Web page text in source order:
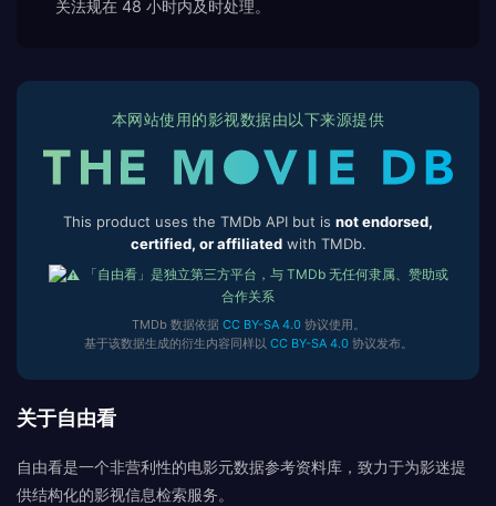
关法规在 48 小时内及时处理。
本网站使用的影视数据由以下来源提供
This product uses the TMDb API but is not endorsed,
certified, or affiliatedwith TMDb.
「自由看」是独立第三方平台，与 TMDb 无任何隶属、赞助或
合作关系
TMDb 数据依据 CC BY-SA 4.0协议使用。
基于该数据生成的衍生内容同样以 CC BY-SA 4.0协议发布。
关于自由看
自由看是一个非营利性的电影元数据参考资料库，致力于为影迷提
供结构化的影视信息检索服务。